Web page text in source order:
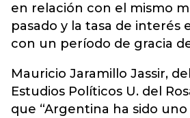
en relación con el mismo
pasado y la tasa de interés
con un período de gracia
Mauricio Jaramillo Jassir,
Estudios Políticos U. del
que “Argentina ha sido uno